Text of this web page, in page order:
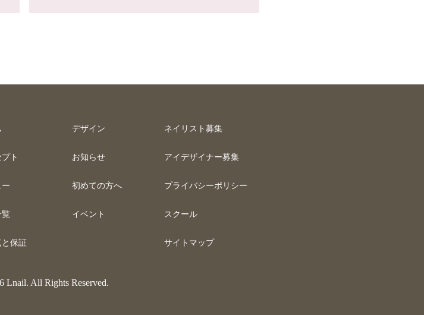
ト
ー
覧
保証
デザイン
お知らせ
初めての方へ
イベント
ネイリスト募集
アイデザイナー募集
プライバシーポリシー
スクール
サイトマップ
Lnail. All Rights Reserved.